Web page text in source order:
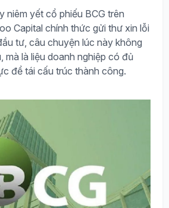
niêm yết cổ phiếu BCG trên
Capital chính thức gửi thư xin lỗi
tư, câu chuyện lúc này không
mà là liệu doanh nghiệp có đủ
để tái cấu trúc thành công.